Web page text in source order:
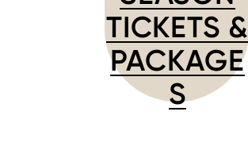
TICKETS &
PACKAGE
S